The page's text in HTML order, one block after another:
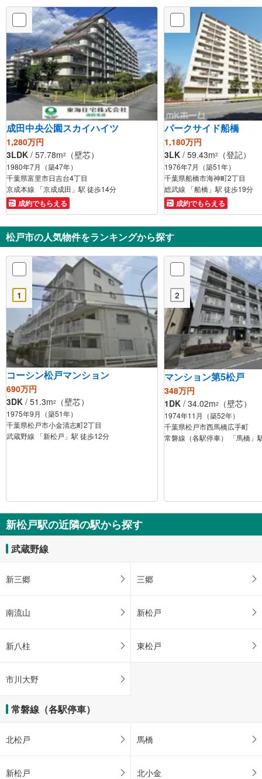
成田中央公園スカイハイツ
1,280万円
3LDK / 57.78m2 （壁芯）
1980年7月（築47年）
千葉県富里市日吉台4丁目
京成本線 「京成成田」駅 徒歩14分
成約でもらえる
パークサイド船橋
1,180万円
3LK / 59.43m2 （登記）
1976年7月（築51年）
千葉県船橋市海神町2丁目
総武線 「船橋」駅 徒歩19分
成約でもらえる
松戸市の人気物件をランキングから探す
1
コーシン松戸マンション
690万円
3DK / 51.3m2 （壁芯）
1975年9月（築51年）
千葉県松戸市小金清志町2丁目
武蔵野線 「新松戸」駅 徒歩12分
2
マンション第5松戸
348万円
1DK / 34.02m2 （壁芯）
1974年11月（築52年）
千葉県松戸市西馬橋広手町
常磐線（各駅停車） 「馬橋」
新松戸駅の近隣の駅から探す
武蔵野線
新三郷 三郷
南流山 新松戸
新八柱 東松戸
市川大野
常磐線（各駅停車）
北松戸 馬橋
新松戸 北小金